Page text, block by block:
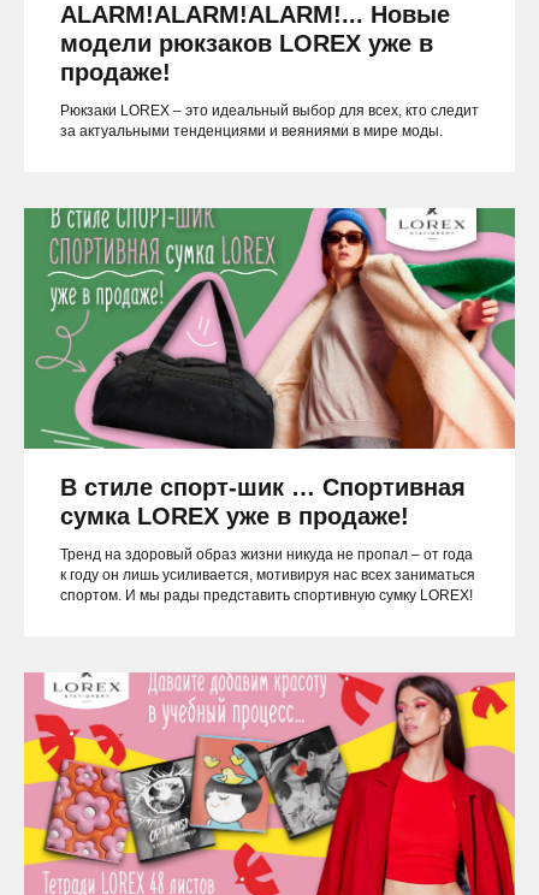
ALARM!ALARM!ALARM!... Новые
модели рюкзаков LOREX уже в
продаже!
Рюкзаки LOREX – это идеальный выбор для всех, кто следит
за актуальными тенденциями и веяниями в мире моды.
В стиле спорт-шик … Спортивная
сумка LOREX уже в продаже!
Тренд на здоровый образ жизни никуда не пропал – от года
к году он лишь усиливается, мотивируя нас всех заниматься
спортом. И мы рады представить спортивную сумку LOREX!